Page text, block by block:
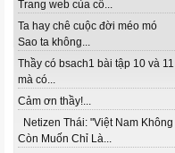
Trang web của cô...
Ta hay chê cuộc đời méo mó
Sao ta không...
Thầy có bsach1 bài tập 10 và 11
mà có...
Cảm ơn thầy!...
Netizen Thái: "Việt Nam Không
Còn Muốn Chỉ Là...